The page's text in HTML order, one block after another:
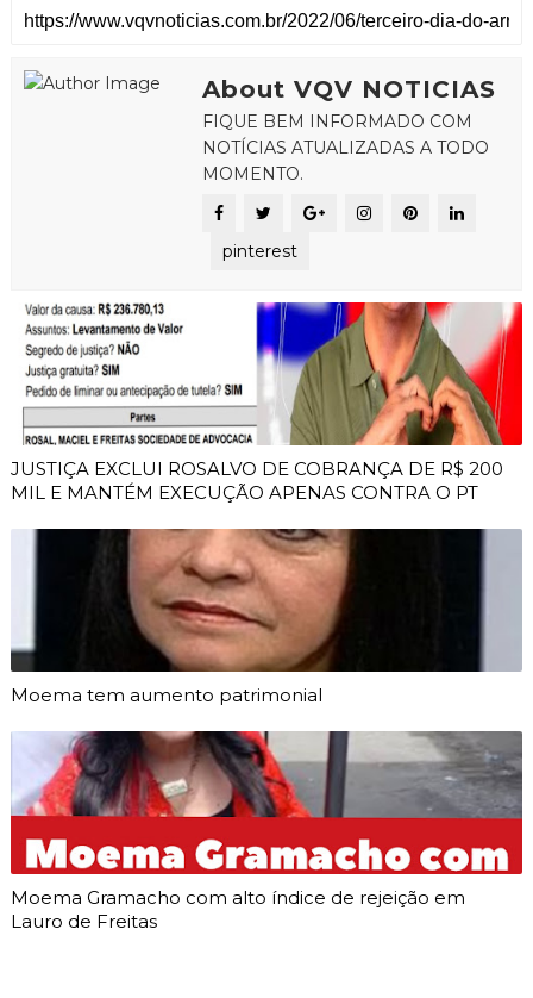
About VQV NOTICIAS
FIQUE BEM INFORMADO COM
NOTÍCIAS ATUALIZADAS A TODO
MOMENTO.
pinterest
JUSTIÇA EXCLUI ROSALVO DE COBRANÇA DE R$ 200
MIL E MANTÉM EXECUÇÃO APENAS CONTRA O PT
Moema tem aumento patrimonial
Moema Gramacho com alto índice de rejeição em
Lauro de Freitas